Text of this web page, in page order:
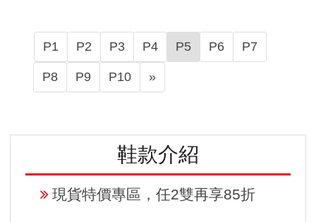
鞋款介紹
現貨特價專區，任2雙再享85折
P1 P2 P3 P4 P5 P6 P7
P8 P9 P10 »N
e